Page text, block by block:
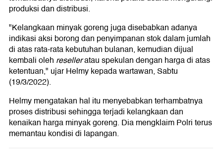
produksi dan distribusi.
"Kelangkaan minyak goreng juga disebabkan adanya
indikasi aksi borong dan penyimpanan stok dalam jumlah
di atas rata-rata kebutuhan bulanan, kemudian dijual
kembali oleh reselleratau spekulan dengan harga di atas
ketentuan," ujar Helmy kepada wartawan, Sabtu
(19/3/2022).
Helmy mengatakan hal itu menyebabkan terhambatnya
proses distribusi sehingga terjadi kelangkaan dan
kenaikan harga minyak goreng. Dia mengklaim Polri terus
memantau kondisi di lapangan.